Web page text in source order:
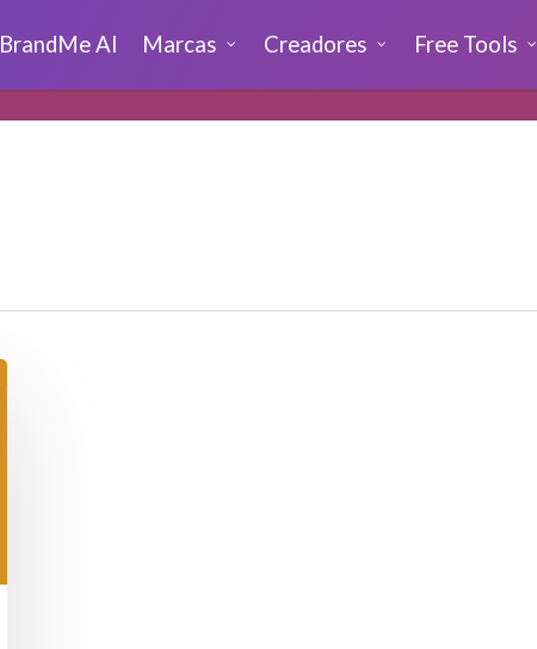
BrandMe AI Marcas Creadores Free Tools